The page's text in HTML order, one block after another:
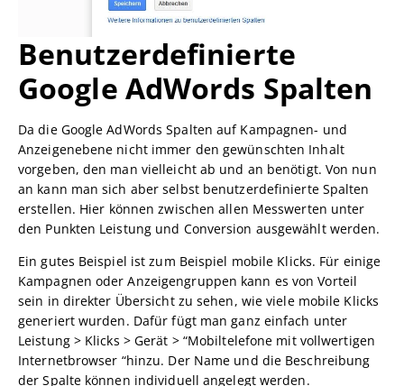
Benutzerdefinierte
Google AdWords Spalten
Da die Google AdWords Spalten auf Kampagnen- und
Anzeigenebene nicht immer den gewünschten Inhalt
vorgeben, den man vielleicht ab und an benötigt. Von nun
an kann man sich aber selbst benutzerdefinierte Spalten
erstellen. Hier können zwischen allen Messwerten unter
den Punkten Leistung und Conversion ausgewählt werden.
Ein gutes Beispiel ist zum Beispiel mobile Klicks. Für einige
Kampagnen oder Anzeigengruppen kann es von Vorteil
sein in direkter Übersicht zu sehen, wie viele mobile Klicks
generiert wurden. Dafür fügt man ganz einfach unter
Leistung > Klicks > Gerät > “Mobiltelefone mit vollwertigen
Internetbrowser “hinzu. Der Name und die Beschreibung
der Spalte können individuell angelegt werden.